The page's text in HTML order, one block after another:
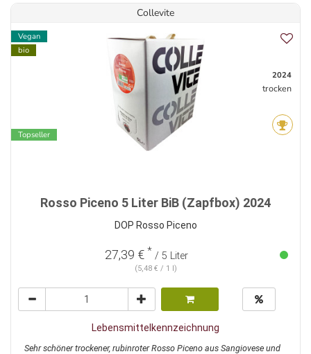
Collevite
Vegan
bio
Topseller
2024
trocken
Rosso Piceno 5 Liter BiB (Zapfbox) 2024
DOP Rosso Piceno
27,39 € * / 5 Liter
(5,48 € / 1 l)
Lebensmittelkennzeichnung
Sehr schöner trockener, rubinroter Rosso Piceno aus Sangiovese und